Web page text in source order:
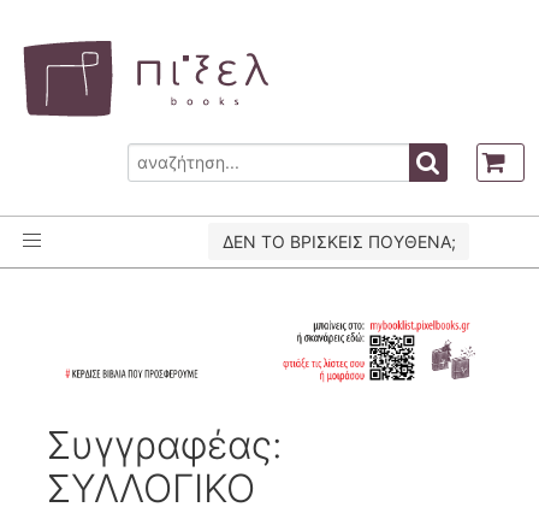
ΔΕΝ ΤΟ ΒΡΙΣΚΕΙΣ ΠΟΥΘΕΝΑ;
Συγγραφέας:
ΣΥΛΛΟΓΙΚΟ